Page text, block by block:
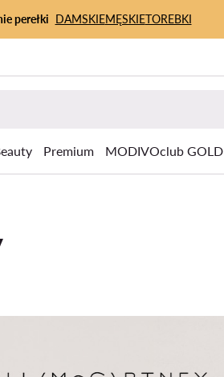
perełki DAMSKIEMĘSKIETOREBKI
Premium MODIVOclub GOLD